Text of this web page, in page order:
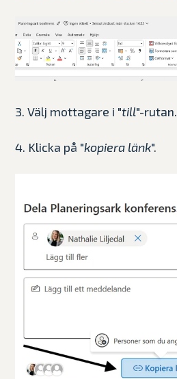
3. Välj mottagare i "till"-rutan.
4. Klicka på "kopiera länk".